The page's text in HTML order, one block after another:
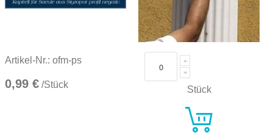
Artikel-Nr.: ofm-ps
0,99 € /Stück Stück